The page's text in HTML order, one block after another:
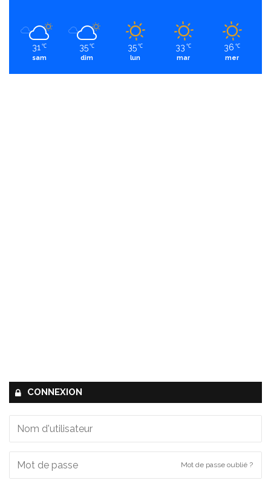
31 ℃
sam
35 ℃
dim
35 ℃
lun
33 ℃
mar
36 ℃
mer
CONNEXION
Mot de passe oublié ?